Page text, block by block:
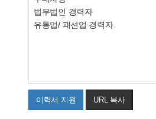
법무법인 경력자
유통업/ 패션업 경력자
이력서 지원 URL 복사